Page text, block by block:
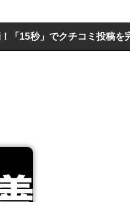
クチコミ投稿を完結｜AIを